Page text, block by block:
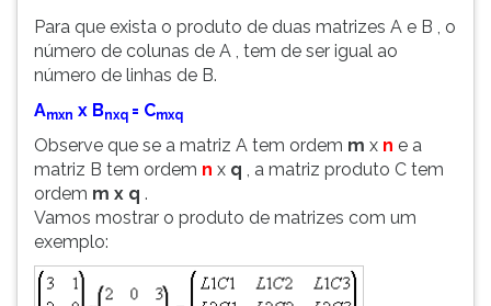
Para que exista o produto de duas matrizes A e B , o
número de colunas de A , tem de ser igual ao
número de linhas de B.
Amxn x Bnxq = Cmxq
Observe que se a matriz A tem ordem m x n e a
matriz B tem ordem n x q , a matriz produto C tem
ordem m x q .
Vamos mostrar o produto de matrizes com um
exemplo: